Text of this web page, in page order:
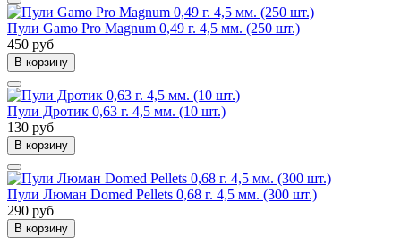
Пули Gamo Pro Magnum 0,49 г. 4,5 мм. (250 шт.)
450 руб
В корзину
Пули Дротик 0,63 г. 4,5 мм. (10 шт.)
130 руб
В корзину
Пули Люман Domed Pellets 0,68 г. 4,5 мм. (300 шт.)
290 руб
В корзину